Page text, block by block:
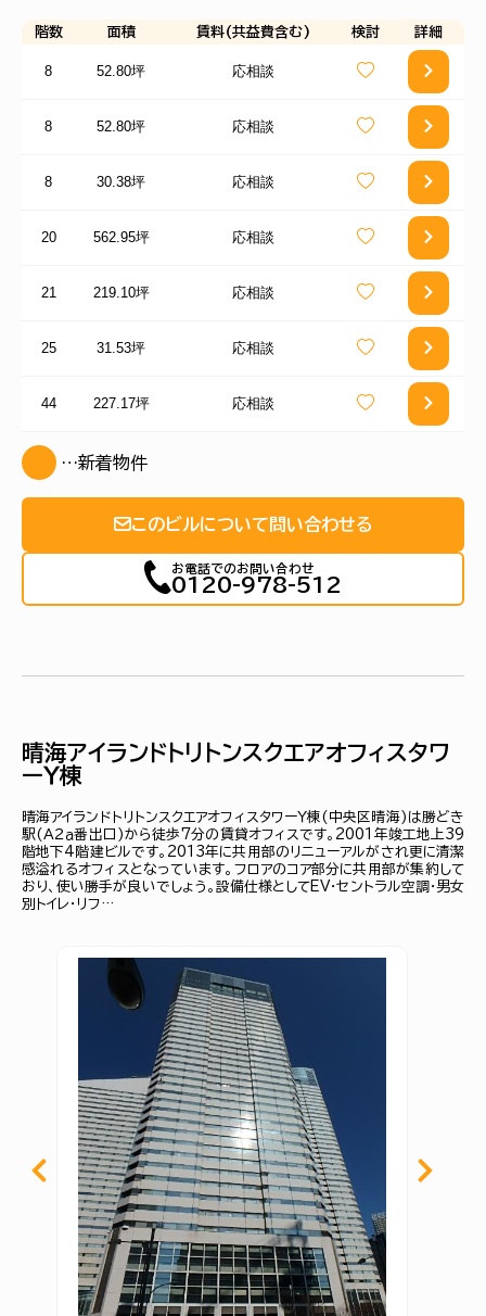
階数 面積 賃料(共益費含む) 検討 詳細
8 52.80坪 応相談
8 52.80坪 応相談
8 30.38坪 応相談
20 562.95坪 応相談
21 219.10坪 応相談
25 31.53坪 応相談
44 227.17坪 応相談
…新着物件
このビルについて問い合わせる
お電話でのお問い合わせ
0120-978-512
晴海アイランドトリトンスクエアオフィスタワ
ーＹ棟
晴海アイランドトリトンスクエアオフィスタワーＹ棟(中央区晴海)は勝どき
駅(Ａ２ａ番出口)から徒歩7分の賃貸オフィスです。2001年竣工地上39
階地下4階建ビルです。2013年に共用部のリニューアルがされ更に清潔
感溢れるオフィスとなっています。フロアのコア部分に共用部が集約して
おり、使い勝手が良いでしょう。設備仕様としてEV・セントラル空調・男女
別トイレ・リフ…